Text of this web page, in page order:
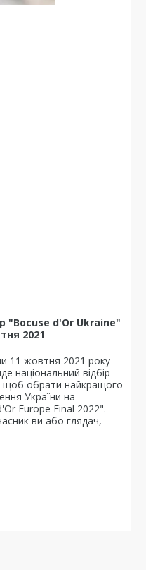
"Bocuse d'Or Ukraine"
2021
11 жовтня 2021 року
національний відбір
щоб обрати найкращого
України на
Europe Final 2022".
ви або глядач,